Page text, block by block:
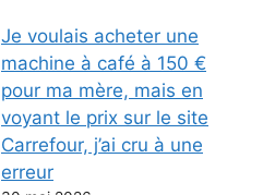
Je voulais acheter une
machine à café à 150 €
pour ma mère, mais en
voyant le prix sur le site
Carrefour, j’ai cru à une
erreur